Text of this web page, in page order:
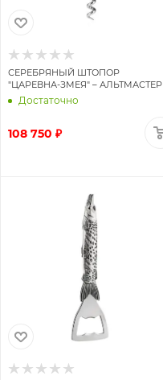
СЕРЕБРЯНЫЙ ШТОПОР
"ЦАРЕВНА-ЗМЕЯ" – АЛЬТМАСТЕР
Достаточно
108 750 ₽